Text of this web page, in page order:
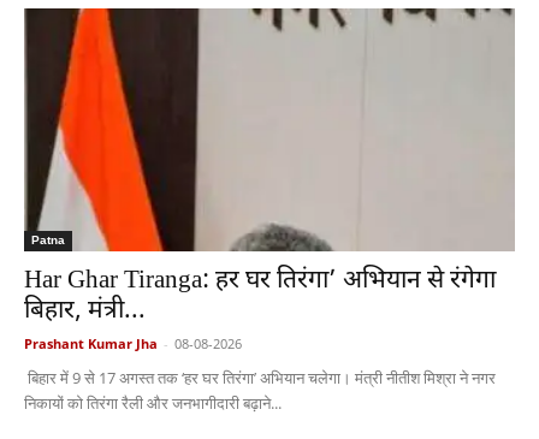
Patna
Har Ghar Tiranga: हर घर तिरंगा’ अभियान से रंगेगा
बिहार, मंत्री...
Prashant Kumar Jha - 08-08-2026
बिहार में 9 से 17 अगस्त तक ‘हर घर तिरंगा’ अभियान चलेगा। मंत्री नीतीश मिश्रा ने नगर
निकायों को तिरंगा रैली और जनभागीदारी बढ़ाने...